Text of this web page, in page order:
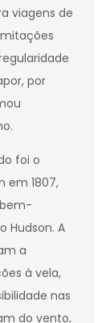
viagens de
por
foi o
em 1807,
Hudson. A
a
à vela,
nas
do vento,